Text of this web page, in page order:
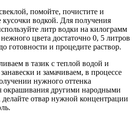
помойте, почистите и
кусочки водкой. Для получения
литр водки на килограмм
цвета достаточно 0, 5 литров
готовности и процедите раствор.
в тазик с теплой водой и
и замачиваем, в процессе
нужного оттенка
окрашивания другими народными
отвар нужной концентрации